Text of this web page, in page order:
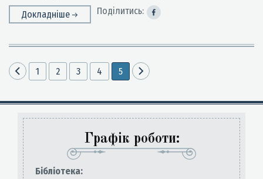
Докладніше
Поділитись:
1 2 3 4 5
Графік роботи:
Бiблiотека: